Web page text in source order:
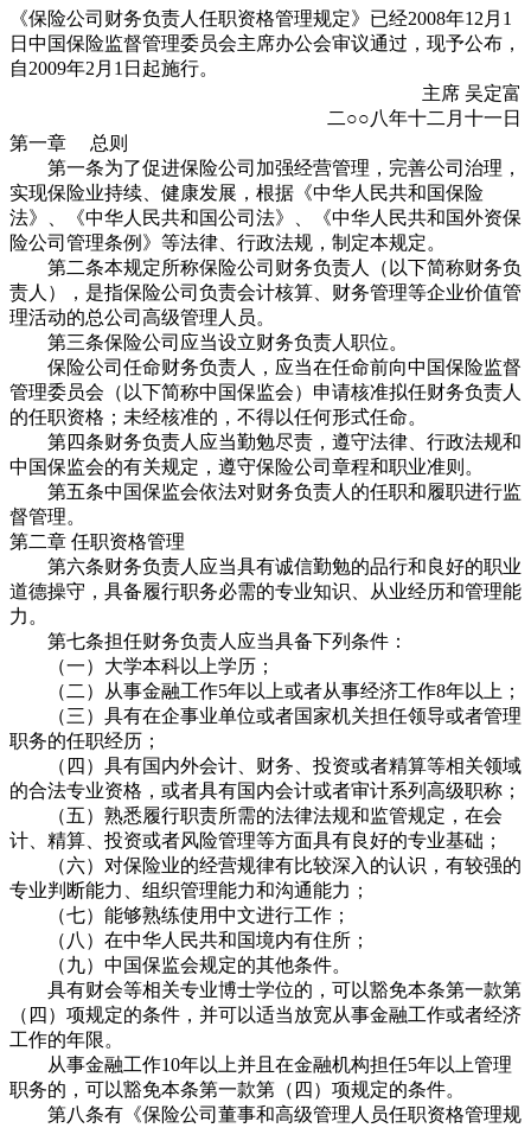
《保险公司财务负责人任职资格管理规定》已经2008年12月1
日中国保险监督管理委员会主席办公会审议通过，现予公布，
自2009年2月1日起施行。
主席 吴定富
二○○八年十二月十一日
第一章 总则
第一条为了促进保险公司加强经营管理，完善公司治理，
实现保险业持续、健康发展，根据《中华人民共和国保险
法》、《中华人民共和国公司法》、《中华人民共和国外资保
险公司管理条例》等法律、行政法规，制定本规定。
第二条本规定所称保险公司财务负责人（以下简称财务负
责人），是指保险公司负责会计核算、财务管理等企业价值管
理活动的总公司高级管理人员。
第三条保险公司应当设立财务负责人职位。
保险公司任命财务负责人，应当在任命前向中国保险监督
管理委员会（以下简称中国保监会）申请核准拟任财务负责人
的任职资格；未经核准的，不得以任何形式任命。
第四条财务负责人应当勤勉尽责，遵守法律、行政法规和
中国保监会的有关规定，遵守保险公司章程和职业准则。
第五条中国保监会依法对财务负责人的任职和履职进行监
督管理。
第二章 任职资格管理
第六条财务负责人应当具有诚信勤勉的品行和良好的职业
道德操守，具备履行职务必需的专业知识、从业经历和管理能
力。
第七条担任财务负责人应当具备下列条件：
（一）大学本科以上学历；
（二）从事金融工作5年以上或者从事经济工作8年以上；
（三）具有在企事业单位或者国家机关担任领导或者管理
职务的任职经历；
（四）具有国内外会计、财务、投资或者精算等相关领域
的合法专业资格，或者具有国内会计或者审计系列高级职称；
（五）熟悉履行职责所需的法律法规和监管规定，在会
计、精算、投资或者风险管理等方面具有良好的专业基础；
（六）对保险业的经营规律有比较深入的认识，有较强的
专业判断能力、组织管理能力和沟通能力；
（七）能够熟练使用中文进行工作；
（八）在中华人民共和国境内有住所；
（九）中国保监会规定的其他条件。
具有财会等相关专业博士学位的，可以豁免本条第一款第
（四）项规定的条件，并可以适当放宽从事金融工作或者经济
工作的年限。
从事金融工作10年以上并且在金融机构担任5年以上管理
职务的，可以豁免本条第一款第（四）项规定的条件。
第八条有《保险公司董事和高级管理人员任职资格管理规